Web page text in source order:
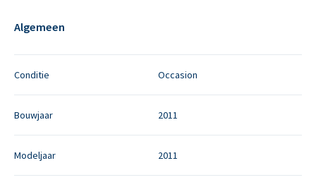
Algemeen
Conditie Occasion
Bouwjaar 2011
Modeljaar 2011